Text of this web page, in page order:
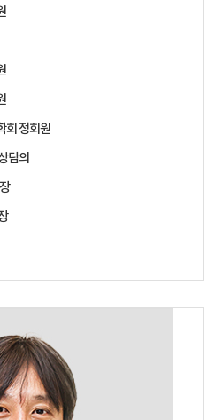
회 정회원
담의